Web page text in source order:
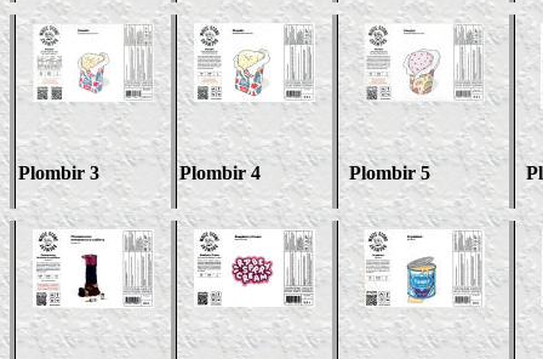
Plombir 3 Plombir 4 Plombir5